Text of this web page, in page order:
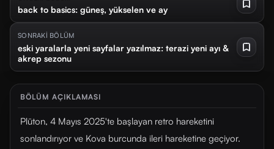
back to basics: güneş, yükselen ve ay
SONRAKİ BÖLÜM
eski yaralarla yeni sayfalar yazılmaz: terazi yeni ayı &
akrep sezonu
BÖLÜM AÇIKLAMASI
Plüton, 4 Mayıs 2025'te başlayan retro hareketini
sonlandırıyor ve Kova burcunda ileri hareketine geçiyor.